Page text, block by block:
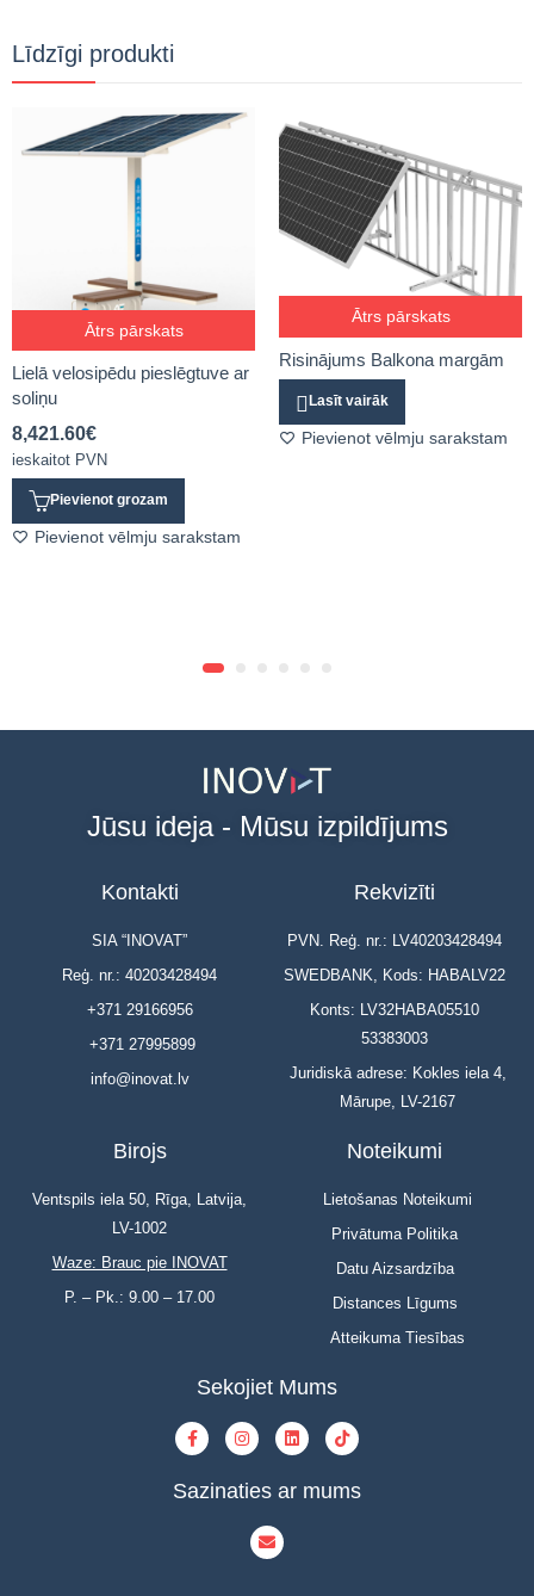
Līdzīgi produkti
Ātrs pārskats
Lielā velosipēdu pieslēgtuve ar
soliņu
8,421.60€
ieskaitot PVN
Pievienot grozam
Pievienot vēlmju sarakstam
Ātrs pārskats
Risinājums Balkona margām
Lasīt vairāk
Pievienot vēlmju sarakstam
Jūsu ideja - Mūsu izpildījums
Kontakti
SIA “INOVAT”
Reģ. nr.: 40203428494
+371 29166956
+371 27995899
info@inovat.lv
Rekvizīti
PVN. Reģ. nr.: LV40203428494
SWEDBANK, Kods: HABALV22
Konts: LV32HABA05510
53383003
Juridiskā adrese: Kokles iela 4,
Mārupe, LV-2167
Birojs
Ventspils iela 50, Rīga, Latvija,
LV-1002
Waze: Brauc pie INOVAT
P. – Pk.: 9.00 – 17.00
Noteikumi
Lietošanas Noteikumi
Privātuma Politika
Datu Aizsardzība
Distances Līgums
Atteikuma Tiesības
Sekojiet Mums
Sazinaties ar mums